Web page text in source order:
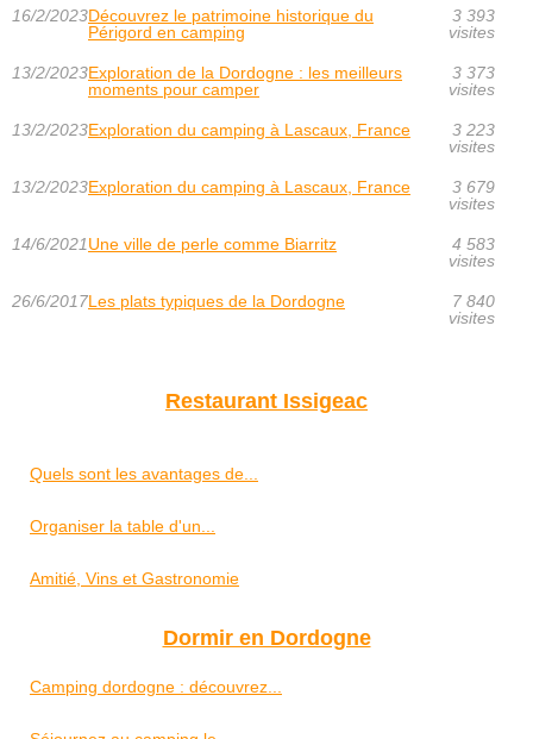
16/2/2023Découvrez le patrimoine historique du
Périgord en camping
3 393
visites
13/2/2023Exploration de la Dordogne : les meilleurs
moments pour camper
3 373
visites
13/2/2023Exploration du camping à Lascaux, France
3 223
visites
13/2/2023Exploration du camping à Lascaux, France
3 679
visites
14/6/2021Une ville de perle comme Biarritz
4 583
visites
26/6/2017Les plats typiques de la Dordogne
7 840
visites
Restaurant Issigeac
Quels sont les avantages de...
Organiser la table d'un...
Amitié, Vins et Gastronomie
Dormir en Dordogne
Camping dordogne : découvrez...